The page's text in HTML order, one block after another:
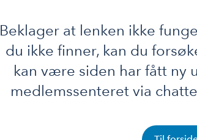
Beklager at lenken ikke
du ikke finner, kan du
kan være siden har fått ny
medlemssenteret via